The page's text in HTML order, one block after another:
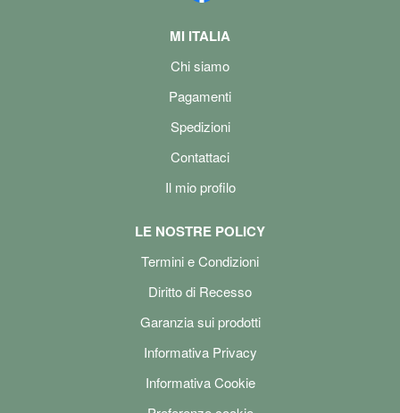
MI ITALIA
Chi siamo
Pagamenti
Spedizioni
Contattaci
Il mio profilo
LE NOSTRE POLICY
Termini e Condizioni
Diritto di Recesso
Garanzia sui prodotti
Informativa Privacy
Informativa Cookie